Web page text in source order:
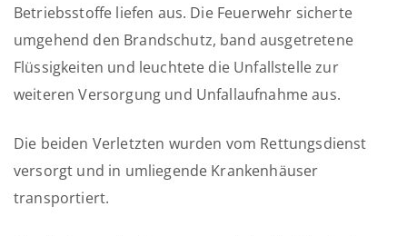
Betriebsstoffe liefen aus. Die Feuerwehr sicherte
umgehend den Brandschutz, band ausgetretene
Flüssigkeiten und leuchtete die Unfallstelle zur
weiteren Versorgung und Unfallaufnahme aus.
Die beiden Verletzten wurden vom Rettungsdienst
versorgt und in umliegende Krankenhäuser
transportiert.